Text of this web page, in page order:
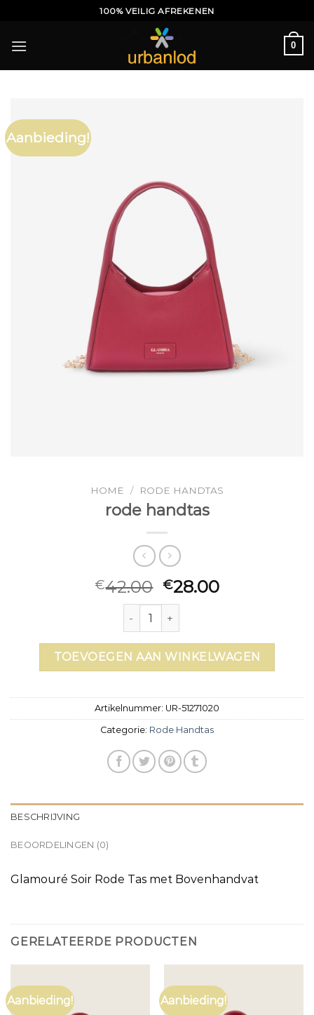
inhoud
100% VEILIG AFREKENEN
0
Aanbieding!
HOME / RODE HANDTAS
rode handtas
€42.00 €28.00
rode handtas aantal
TOEVOEGEN AAN WINKELWAGEN
Artikelnummer: UR-51271020
Categorie: Rode Handtas
BESCHRIJVING
BEOORDELINGEN (0)
Glamouré Soir Rode Tas met Bovenhandvat
GERELATEERDE PRODUCTEN
Aanbieding! Aanbieding!